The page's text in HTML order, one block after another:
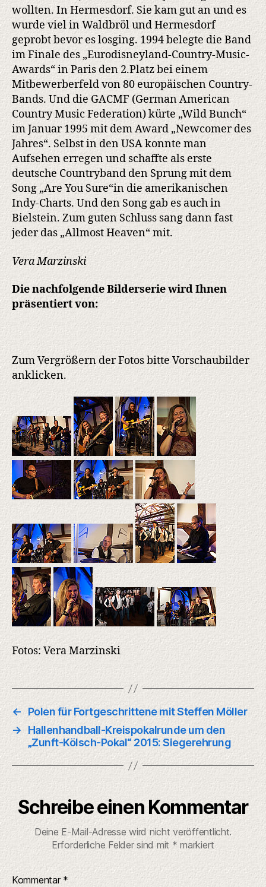
wollten. In Hermesdorf. Sie kam gut an und es
wurde viel in Waldbröl und Hermesdorf
geprobt bevor es losging. 1994 belegte die Band
im Finale des „Eurodisneyland-Country-Music-
Awards“ in Paris den 2.Platz bei einem
Mitbewerberfeld von 80 europäischen Country-
Bands. Und die GACMF (German American
Country Music Federation) kürte „Wild Bunch“
im Januar 1995 mit dem Award „Newcomer des
Jahres“. Selbst in den USA konnte man
Aufsehen erregen und schaffte als erste
deutsche Countryband den Sprung mit dem
Song „Are You Sure“in die amerikanischen
Indy-Charts. Und den Song gab es auch in
Bielstein. Zum guten Schluss sang dann fast
jeder das „Allmost Heaven“ mit.
Vera Marzinski
Die nachfolgende Bilderserie wird Ihnen
präsentiert von:
Zum Vergrößern der Fotos bitte Vorschaubilder
anklicken.
Fotos: Vera Marzinski
←
Polen für Fortgeschrittene mit Steffen Möller
→ Hallenhandball-Kreispokalrunde um den
„Zunft-Kölsch-Pokal“ 2015: Siegerehrung
Schreibe einen Kommentar
Deine E-Mail-Adresse wird nicht veröffentlicht.
Erforderliche Felder sind mit * markiert
Kommentar *